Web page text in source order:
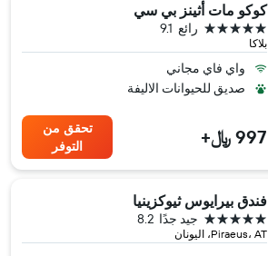
كوكو مات أثينز بي سي
بلاكا
9.1 رائع 5 نجوم
واي فاي مجاني
صديق للحيوانات الاليفة
997 ﷼+
تحقق من
التوفر
فندق بيرايوس ثيوكزينيا
Piraeus، AT، اليونان
8.2 جيد جدًا 5 نجوم